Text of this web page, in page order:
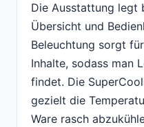
Die Ausstattung legt
Übersicht und
Beleuchtung sorgt
Inhalte, sodass man
findet. Die
gezielt die
Ware rasch